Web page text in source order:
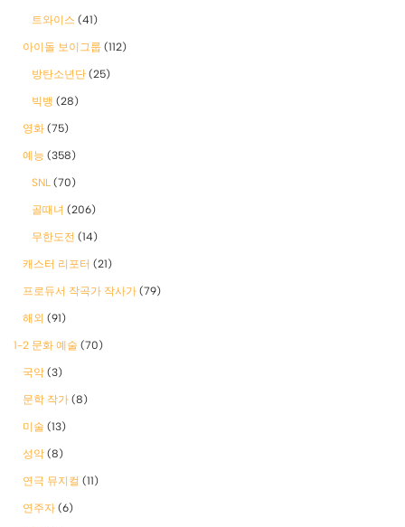
트와이스 (41)
아이돌 보이그룹 (112)
방탄소년단 (25)
빅뱅 (28)
영화 (75)
예능 (358)
SNL (70)
골때녀 (206)
무한도전 (14)
캐스터 리포터 (21)
프로듀서 작곡가 작사가 (79)
해외 (91)
1-2 문화 예술 (70)
국악 (3)
문학 작가 (8)
미술 (13)
성악 (8)
연극 뮤지컬 (11)
연주자 (6)